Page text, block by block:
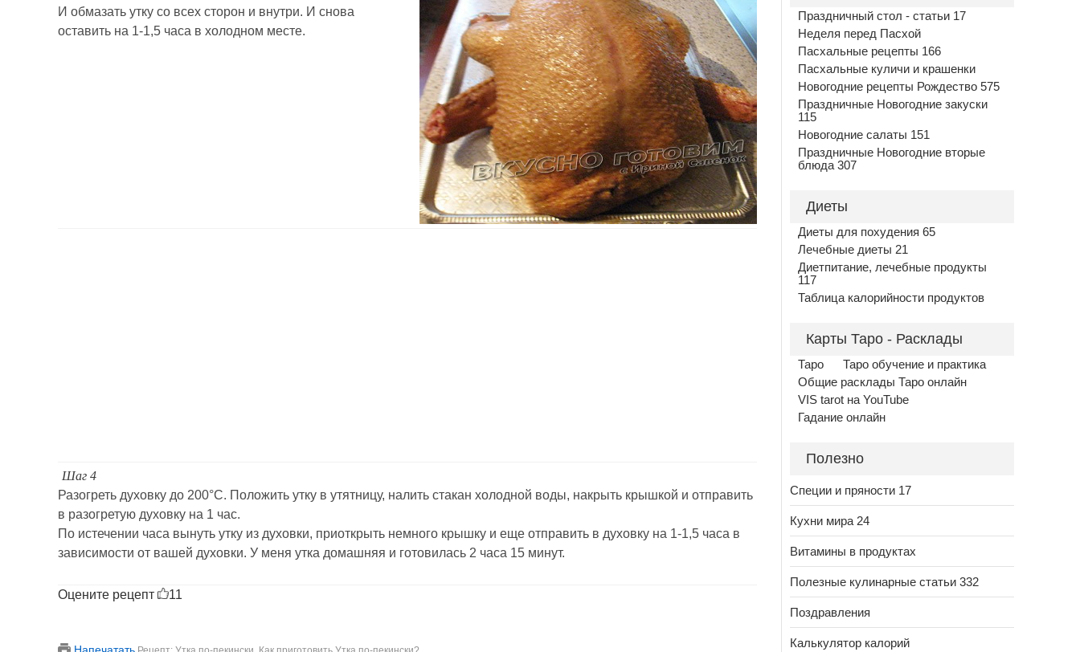
И обмазать утку со всех сторон и внутри. И снова
оставить на 1-1,5 часа в холодном месте.
Шаг 4
Разогреть духовку до 200°С. Положить утку в утятницу, налить стакан холодной воды, накрыть крышкой и отправить
в разогретую духовку на 1 час.
По истечении часа вынуть утку из духовки, приоткрыть немного крышку и еще отправить в духовку на 1-1,5 часа в
зависимости от вашей духовки. У меня утка домашняя и готовилась 2 часа 15 минут.
Оцените рецепт 11
Праздничный стол - статьи 17
Неделя перед Пасхой
Пасхальные рецепты 166
Пасхальные куличи и крашенки
Новогодние рецепты Рождество 575
Праздничные Новогодние закуски
115
Новогодние салаты 151
Праздничные Новогодние вторые
блюда 307
Диеты
Диеты для похудения 65
Лечебные диеты 21
Диетпитание, лечебные продукты
117
Таблица калорийности продуктов
Карты Таро - Расклады
Таро
Таро обучение и практика
Общие расклады Таро онлайн
VIS tarot на YouTube
Гадание онлайн
Полезно
Специи и пряности 17
Кухни мира 24
Витамины в продуктах
Полезные кулинарные статьи 332
Поздравления
Калькулятор калорий